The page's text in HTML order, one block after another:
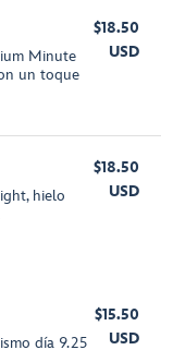
Minute
un toque
$18.50
USD
hielo
$18.50
USD
día 9.25
$15.50
USD